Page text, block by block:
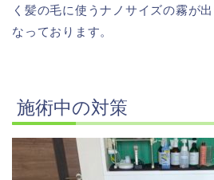
く髪の毛に使うナノサイズの霧が
なっております。
施術中の対策